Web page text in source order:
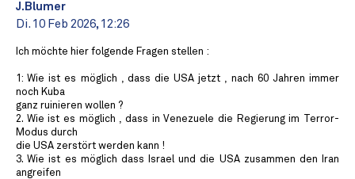
J.Blumer
Di. 10 Feb 2026, 12:26
Ich möchte hier folgende Fragen stellen :
1: Wie ist es möglich , dass die USA jetzt , nach 60 Jahren immer
noch Kuba
ganz ruinieren wollen ?
2. Wie ist es möglich , dass in Venezuele die Regierung im Terror-
Modus durch
die USA zerstört werden kann !
3. Wie ist es möglich dass Israel und die USA zusammen den Iran
angreifen